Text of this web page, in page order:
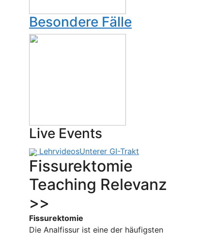
Besondere Fälle
Live Events
LehrvideosUnterer GI-Trakt
Fissurektomie
Teaching Relevanz
>>
Fissurektomie
Die Analfissur ist eine der häufigsten